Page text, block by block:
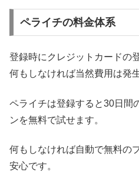
ペライチの料金体系
登録時にクレジットカードの
何もしなければ当然費用は発
ペライチは登録すると30日間
ンを無料で試せます。
何もしなければ自動で無料の
安心です。